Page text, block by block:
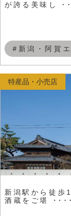
が誇る美味し ･
#新潟・阿賀
新潟駅から徒歩
酒蔵をご堪 ････
特産品・小売店